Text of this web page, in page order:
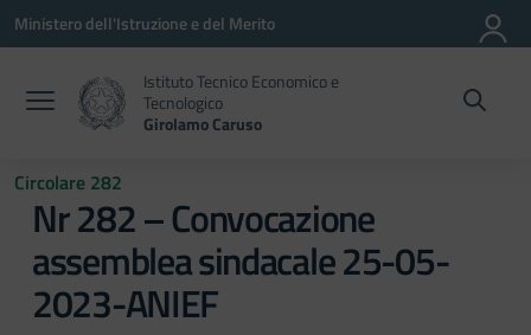
Vai ai contenuti
Vai al menu di navigazione
Vai al footer
Ministero dell'Istruzione e del Merito
Istituto Tecnico Economico e
Tecnologico
Girolamo Caruso
Circolare 282
Nr 282 – Convocazione
assemblea sindacale 25-05-
2023-ANIEF